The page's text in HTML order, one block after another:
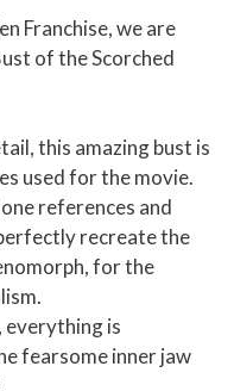
Franchise, we are
of the Scorched
this amazing bust is
used for the movie.
references and
recreate the
for the
is
fearsome inner jaw